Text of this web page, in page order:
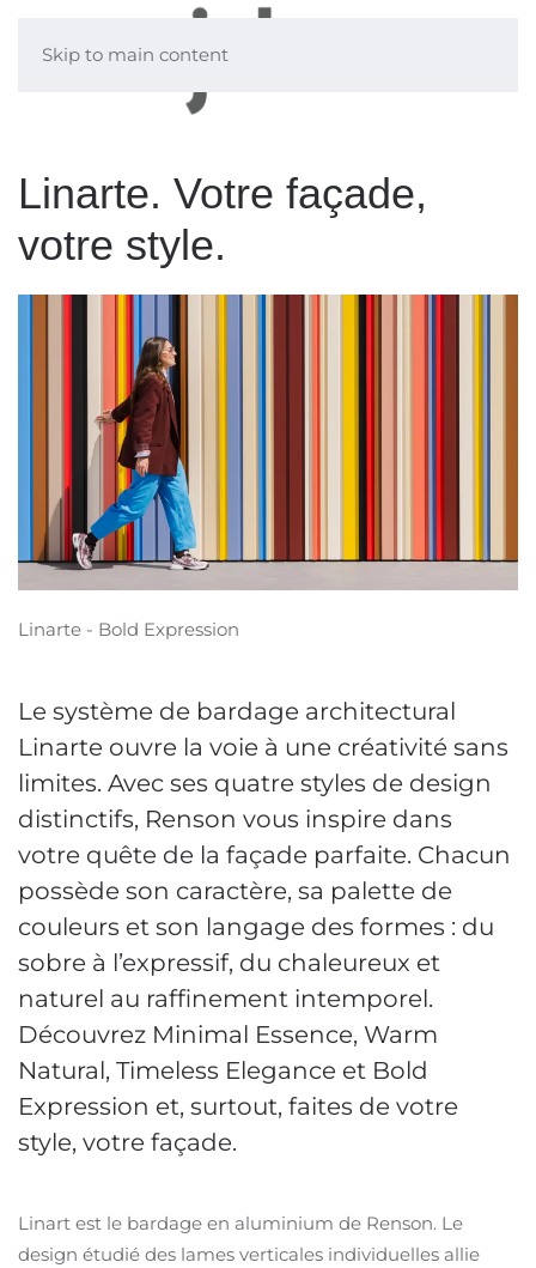
Skip to main content
Linarte. Votre façade,
votre style.
Linarte - Bold Expression
Le système de bardage architectural
Linarte ouvre la voie à une créativité sans
limites. Avec ses quatre styles de design
distinctifs, Renson vous inspire dans
votre quête de la façade parfaite. Chacun
possède son caractère, sa palette de
couleurs et son langage des formes : du
sobre à l’expressif, du chaleureux et
naturel au raffinement intemporel.
Découvrez Minimal Essence, Warm
Natural, Timeless Elegance et Bold
Expression et, surtout, faites de votre
style, votre façade.
Linart est le bardage en aluminium de Renson. Le
design étudié des lames verticales individuelles allie